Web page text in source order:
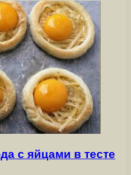
с яйцами в тесте